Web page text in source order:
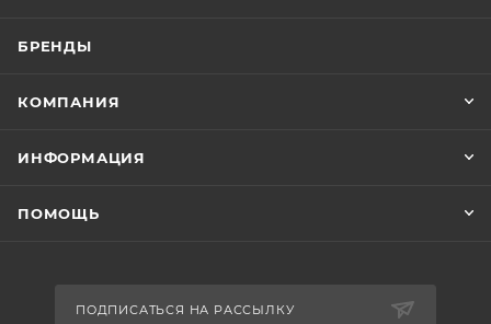
БРЕНДЫ
КОМПАНИЯ
ИНФОРМАЦИЯ
ПОМОЩЬ
ПОДПИСАТЬСЯ НА РАССЫЛКУ